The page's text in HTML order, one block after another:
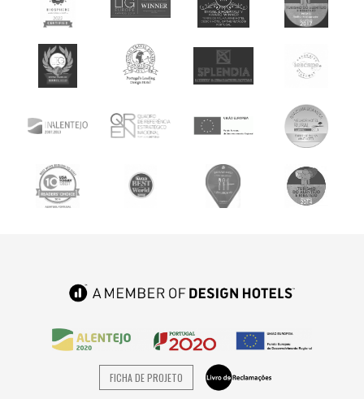
FICHA DE PROJETO